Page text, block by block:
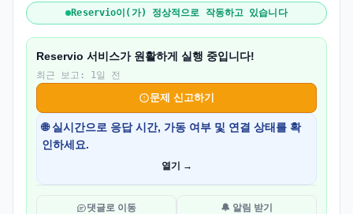
Reservio이(가) 정상적으로 작동하고 있습니다
Reservio 서비스가 원활하게 실행 중입니다!
최근 보고: 1일 전
문제 신고하기
🌐 실시간으로 응답 시간, 가동 여부 및 연결 상태를 확
인하세요.
열기 →
댓글로 이동 🔔 알림 받기